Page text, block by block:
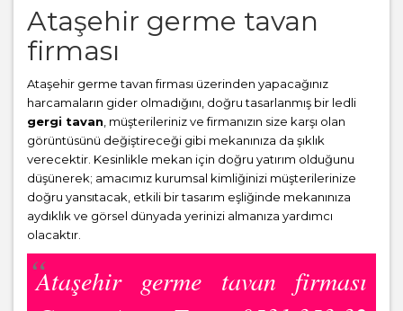
Ataşehir germe tavan
firması
Ataşehir germe tavan firması üzerinden yapacağınız
harcamaların gider olmadığını, doğru tasarlanmış bir ledli
gergi tavan , müşterileriniz ve firmanızın size karşı olan
görüntüsünü değiştireceği gibi mekanınıza da şıklık
verecektir. Kesinlikle mekan için doğru yatırım olduğunu
düşünerek; amacımız kurumsal kimliğinizi müşterilerinize
doğru yansıtacak, etkili bir tasarım eşliğinde mekanınıza
aydıklık ve görsel dünyada yerinizi almanıza yardımcı
olacaktır.
Ataşehir germe tavan firması